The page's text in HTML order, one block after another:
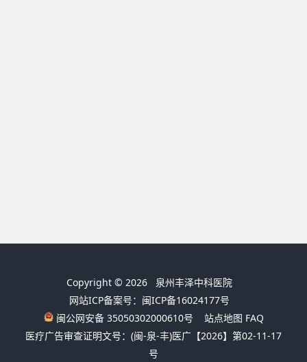
Copyright © 2026 泉州丰泽中科医院
网站ICP备案号：闽ICP备16024177号
闽公网安备 35050302000610号
站点地图 FAQ
医疗广告审查证明文号：(闽-泉-丰)医广【2026】第02-11-17
号